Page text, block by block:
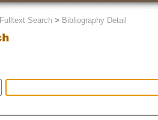
Fulltext Search > Bibliography Detail